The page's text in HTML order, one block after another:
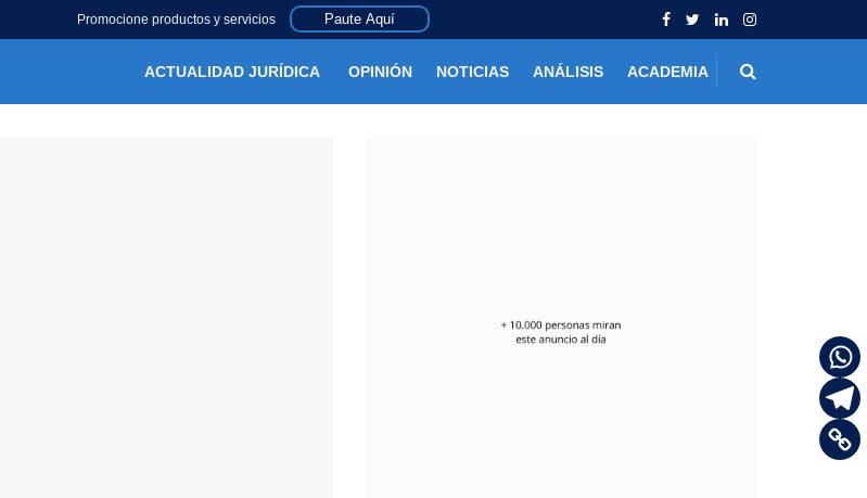
Promocione productos y servicios Paute Aquí
ACTUALIDAD JURÍDICA OPINIÓN NOTICIAS ANÁLISIS ACADEMIA